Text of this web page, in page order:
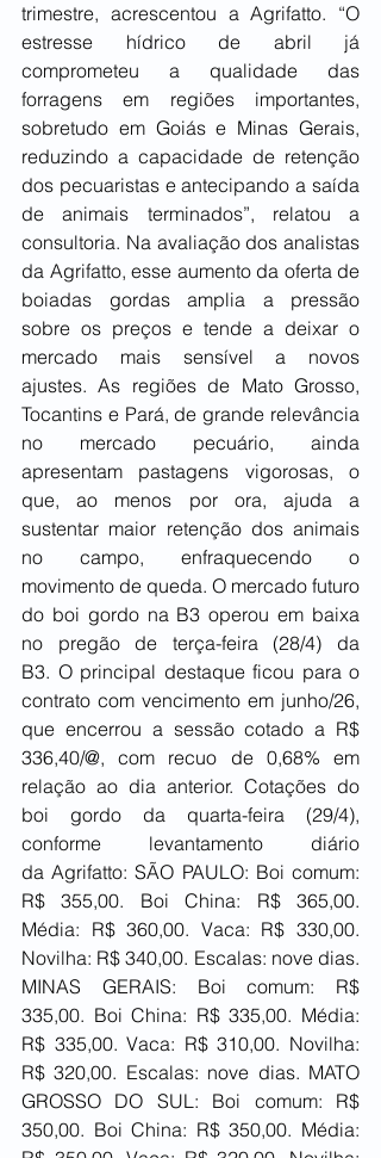
trimestre, acrescentou a Agrifatto. “O
estresse hídrico de abril já
comprometeu a qualidade das
forragens em regiões importantes,
sobretudo em Goiás e Minas Gerais,
reduzindo a capacidade de retenção
dos pecuaristas e antecipando a saída
de animais terminados”, relatou a
consultoria. Na avaliação dos analistas
da Agrifatto, esse aumento da oferta de
boiadas gordas amplia a pressão
sobre os preços e tende a deixar o
mercado mais sensível a novos
ajustes. As regiões de Mato Grosso,
Tocantins e Pará, de grande relevância
no mercado pecuário, ainda
apresentam pastagens vigorosas, o
que, ao menos por ora, ajuda a
sustentar maior retenção dos animais
no campo, enfraquecendo o
movimento de queda. O mercado futuro
do boi gordo na B3 operou em baixa
no pregão de terça-feira (28/4) da
B3. O principal destaque ficou para o
contrato com vencimento em junho/26,
que encerrou a sessão cotado a R$
336,40/@, com recuo de 0,68% em
relação ao dia anterior. Cotações do
boi gordo da quarta-feira (29/4),
conforme levantamento diário
da Agrifatto: SÃO PAULO: Boi comum:
R$ 355,00. Boi China: R$ 365,00.
Média: R$ 360,00. Vaca: R$ 330,00.
Novilha: R$ 340,00. Escalas: nove dias.
MINAS GERAIS: Boi comum: R$
335,00. Boi China: R$ 335,00. Média:
R$ 335,00. Vaca: R$ 310,00. Novilha:
R$ 320,00. Escalas: nove dias. MATO
GROSSO DO SUL: Boi comum: R$
350,00. Boi China: R$ 350,00. Média: